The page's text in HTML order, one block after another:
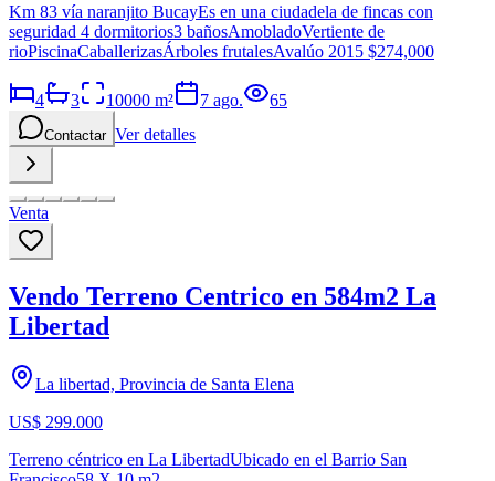
Km 83 vía naranjito BucayEs en una ciudadela de fincas con
seguridad 4 dormitorios3 bañosAmobladoVertiente de
rioPiscinaCaballerizasÁrboles frutalesAvalúo 2015 $274,000
4 3 10000 m² 7 ago. 65
Contactar Ver detalles
Venta
Vendo Terreno Centrico en 584m2 La
Libertad
La libertad, Provincia de Santa Elena
US$ 299.000
Terreno céntrico en La LibertadUbicado en el Barrio San